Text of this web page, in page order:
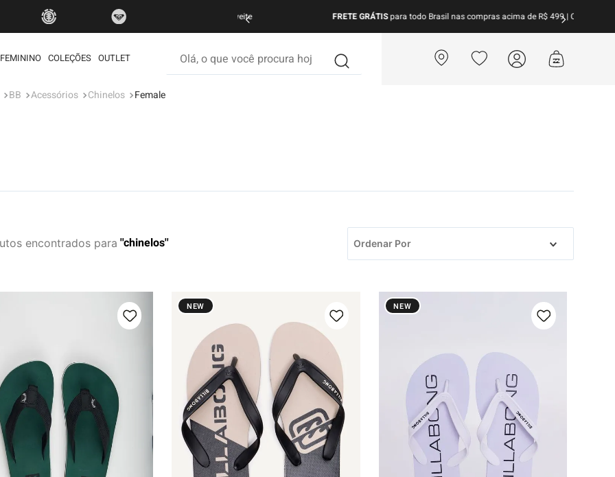
FRETE GRÁTIS para todo Brasil nas compras acima de R$ 499 | Consulte as Regras
FEMININO COLEÇÕES OUTLET
BB Acessórios Chinelos Female
chinelos Ordenar Por
NEW NEW